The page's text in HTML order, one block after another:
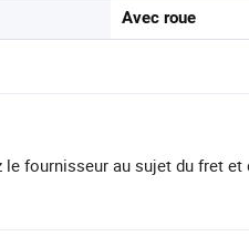
Avec roue
le fournisseur au sujet du fret et